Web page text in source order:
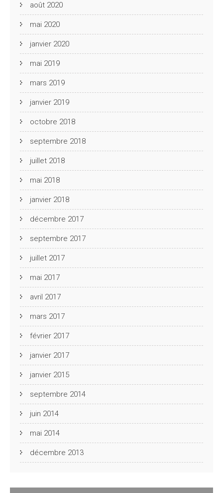
août 2020
mai 2020
janvier 2020
mai 2019
mars 2019
janvier 2019
octobre 2018
septembre 2018
juillet 2018
mai 2018
janvier 2018
décembre 2017
septembre 2017
juillet 2017
mai 2017
avril 2017
mars 2017
février 2017
janvier 2017
janvier 2015
septembre 2014
juin 2014
mai 2014
décembre 2013